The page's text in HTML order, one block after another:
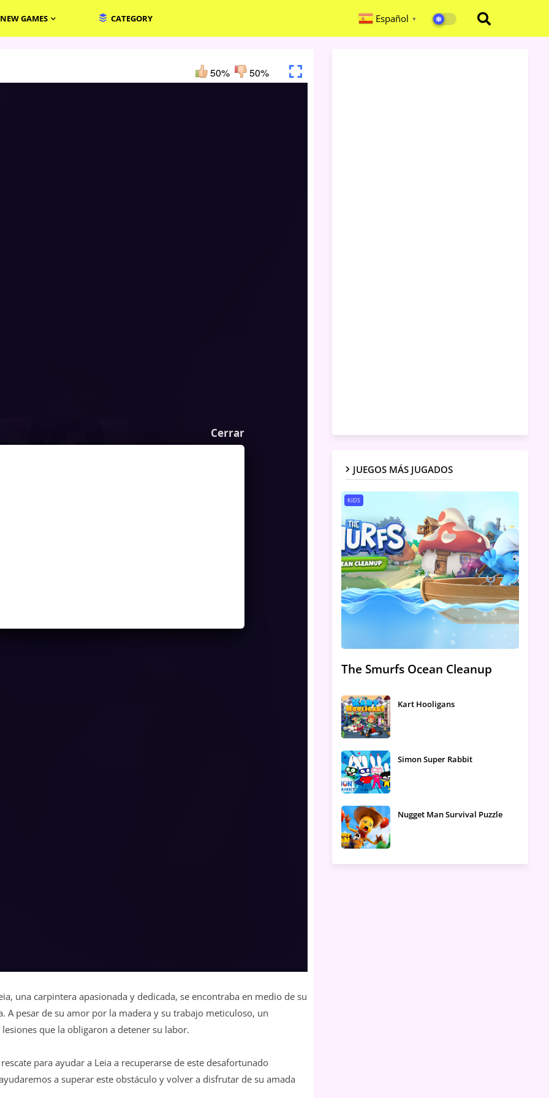
NEW GAMES CATEGORY Español ▼
50% 50%
llegamos...
Cerrar
una carpintera apasionada y dedicada, se encontraba en medio de su
pesar de su amor por la madera y su trabajo meticuloso, un
que la obligaron a detener su labor.
para ayudar a Leia a recuperarse de este desafortunado
a superar este obstáculo y volver a disfrutar de su amada
JUEGOS MÁS JUGADOS
KIDS
The Smurfs Ocean Cleanup
Kart Hooligans
Simon Super Rabbit
Nugget Man Survival Puzzle